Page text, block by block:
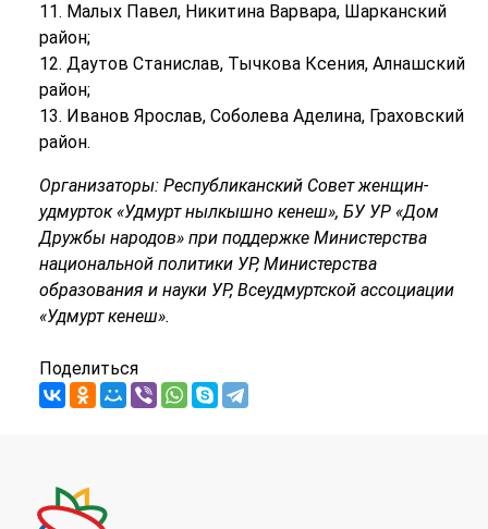
11. Малых Павел, Никитина Варвара, Шарканский
район;
12. Даутов Станислав, Тычкова Ксения, Алнашский
район;
13. Иванов Ярослав, Соболева Аделина, Граховский
район.
Организаторы: Республиканский Совет женщин-
удмурток «Удмурт нылкышно кенеш», БУ УР «Дом
Дружбы народов» при поддержке Министерства
национальной политики УР, Министерства
образования и науки УР, Всеудмуртской ассоциации
«Удмурт кенеш».
Поделиться